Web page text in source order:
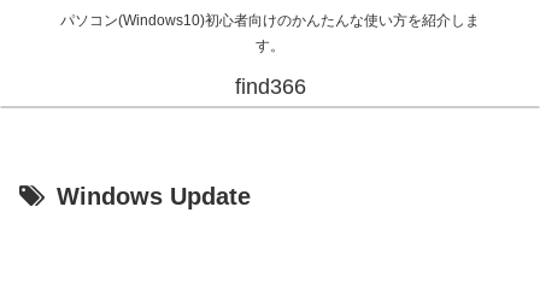
パソコン(Windows10)初心者向けのかんたんな使い方を紹介しま
す。
find366
Windows Update